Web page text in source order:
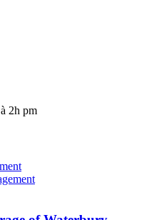
2h pm